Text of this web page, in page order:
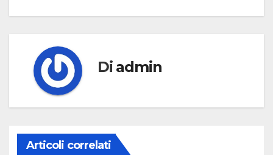
Di admin
Articoli correlati